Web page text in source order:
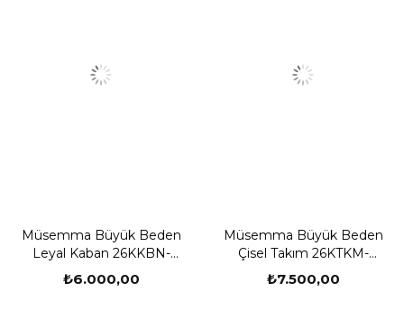
Müsemma Büyük Beden
Leyal Kaban 26KKBN-
₺6.000,00
Müsemma Büyük Beden
Çisel Takım 26KTKM-
MUS0002
₺7.500,00